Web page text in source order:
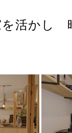
を活かし